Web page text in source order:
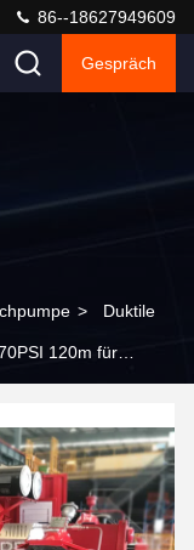
86--18627949609
Gespräch
> Duktile
120m für